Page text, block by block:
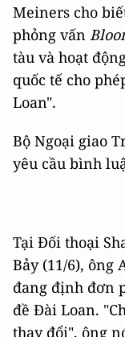
Meiners cho
phỏng vấn
tàu và hoạt
quốc tế cho
Loan".
Bộ Ngoại giao
yêu cầu bình
Tại Đối thoại
Bảy (11/6), ông
đang định đơn
đề Đài Loan.
thay đổi", ông